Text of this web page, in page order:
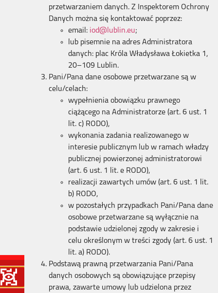
przetwarzaniem danych. Z Inspektorem Ochrony
Danych można się kontaktować poprzez:
email: iod@lublin.eu;
lub pisemnie na adres Administratora
danych: plac Króla Władysława Łokietka 1,
20–109 Lublin.
Pani/Pana dane osobowe przetwarzane są w
celu/celach:
wypełnienia obowiązku prawnego
ciążącego na Administratorze (art. 6 ust. 1
lit. c) RODO),
wykonania zadania realizowanego w
interesie publicznym lub w ramach władzy
publicznej powierzonej administratorowi
(art. 6 ust. 1 lit. e RODO),
realizacji zawartych umów (art. 6 ust. 1 lit.
b) RODO,
w pozostałych przypadkach Pani/Pana dane
osobowe przetwarzane są wyłącznie na
podstawie udzielonej zgody w zakresie i
celu określonym w treści zgody (art. 6 ust. 1
lit. a) RODO).
Podstawą prawną przetwarzania Pani/Pana
danych osobowych są obowiązujące przepisy
prawa, zawarte umowy lub udzielona przez